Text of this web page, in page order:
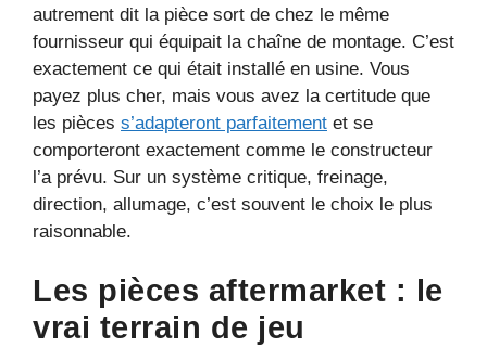
autrement dit la pièce sort de chez le même
fournisseur qui équipait la chaîne de montage. C’est
exactement ce qui était installé en usine. Vous
payez plus cher, mais vous avez la certitude que
les pièces s’adapteront parfaitement et se
comporteront exactement comme le constructeur
l’a prévu. Sur un système critique, freinage,
direction, allumage, c’est souvent le choix le plus
raisonnable.
Les pièces aftermarket : le
vrai terrain de jeu